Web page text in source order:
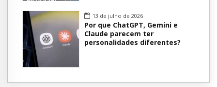
13 de julho de 2026
Por que ChatGPT, Gemini e
Claude parecem ter
personalidades diferentes?